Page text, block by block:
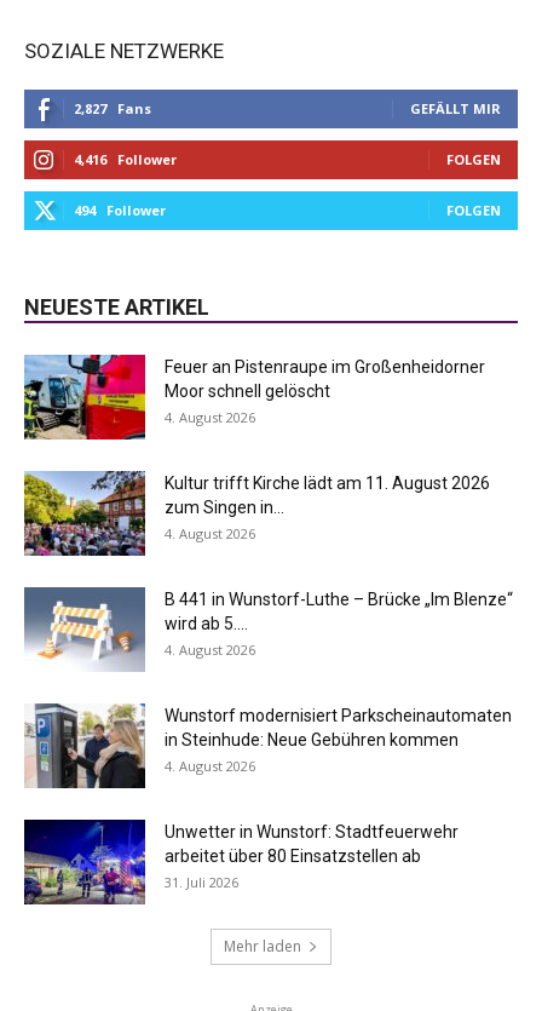
SOZIALE NETZWERKE
2,827 Fans GEFÄLLT MIR
4,416 Follower FOLGEN
494 Follower FOLGEN
NEUESTE ARTIKEL
Feuer an Pistenraupe im Großenheidorner
Moor schnell gelöscht
4. August 2026
Kultur trifft Kirche lädt am 11. August 2026
zum Singen in...
4. August 2026
B 441 in Wunstorf-Luthe – Brücke „Im Blenze“
wird ab 5....
4. August 2026
Wunstorf modernisiert Parkscheinautomaten
in Steinhude: Neue Gebühren kommen
4. August 2026
Unwetter in Wunstorf: Stadtfeuerwehr
arbeitet über 80 Einsatzstellen ab
31. Juli 2026
Mehr laden